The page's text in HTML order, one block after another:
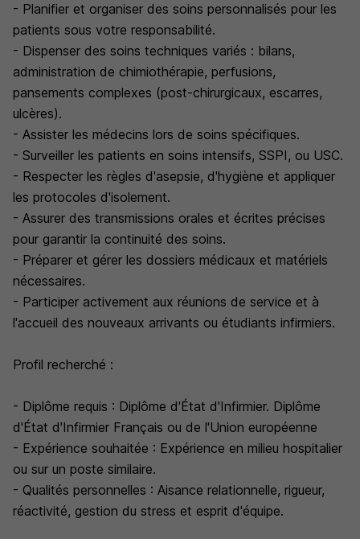
- Planifier et organiser des soins personnalisés pour les
patients sous votre responsabilité.
- Dispenser des soins techniques variés : bilans,
administration de chimiothérapie, perfusions,
pansements complexes (post-chirurgicaux, escarres,
ulcères).
- Assister les médecins lors de soins spécifiques.
- Surveiller les patients en soins intensifs, SSPI, ou USC.
- Respecter les règles d'asepsie, d'hygiène et appliquer
les protocoles d'isolement.
- Assurer des transmissions orales et écrites précises
pour garantir la continuité des soins.
- Préparer et gérer les dossiers médicaux et matériels
nécessaires.
- Participer activement aux réunions de service et à
l'accueil des nouveaux arrivants ou étudiants infirmiers.
Profil recherché :
- Diplôme requis : Diplôme d'État d'Infirmier. Diplôme
d'État d'Infirmier Français ou de l'Union européenne
- Expérience souhaitée : Expérience en milieu hospitalier
ou sur un poste similaire.
- Qualités personnelles : Aisance relationnelle, rigueur,
réactivité, gestion du stress et esprit d'équipe.